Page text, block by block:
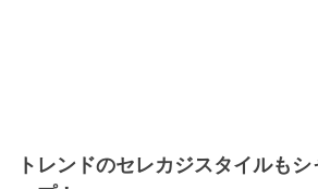
トレンドのセレカジスタイルも